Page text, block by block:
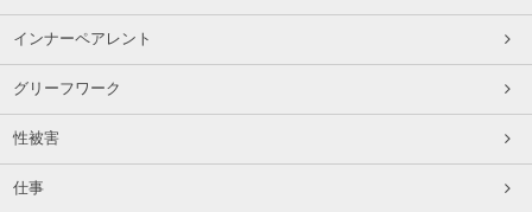
インナーペアレント
グリーフワーク
性被害
仕事